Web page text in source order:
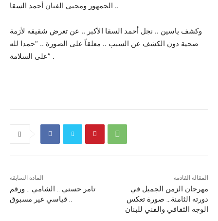
الجمهور ومحبي الفنان أحمد السقا ..
وكشف ياسين .. نجل أحمد السقا الأكبر .. عن تعرض شقيقه لأزمة
صحية دون الكشف عن السبب .. معلقاً على الصورة .. “حمدا لله
على السلامة” .
المادة السابقة
تامر حسني .. الشامي .. ورقم
قياسي غير مسبوق ..
المقالة القادمة
مهرجان الزمن الجميل في
دورته الثامنة… صورة تعكس
الوجه الثقافي والفني للبنان